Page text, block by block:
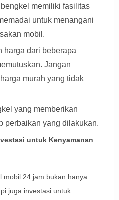
memiliki fasilitas
untuk menangani
mobil.
harga dari beberapa
Jangan
murah yang tidak
yang memberikan
perbaikan yang dilakukan.
untuk Kenyamanan
mobil 24 jam bukan hanya
juga investasi untuk